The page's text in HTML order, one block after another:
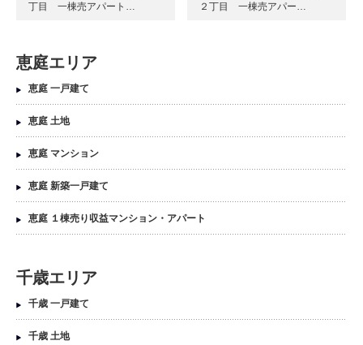
丁目 一棟売アパート…
２丁目 一棟売アパー…
恵庭エリア
恵庭 一戸建て
恵庭 土地
恵庭 マンション
恵庭 新築一戸建て
恵庭 １棟売り収益マンション・アパート
千歳エリア
千歳 一戸建て
千歳 土地